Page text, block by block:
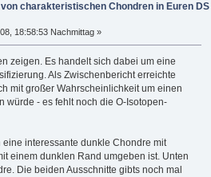
charakteristischen Chondren in Euren DS
18:58:53 Nachmittag »
zeigen. Es handelt sich dabei um eine
Als Zwischenbericht erreichte
mit großer Wahrscheinlichkeit um einen
würde - es fehlt noch die O-Isotopen-
interessante dunkle Chondre mit
einem dunklen Rand umgeben ist. Unten
Die beiden Ausschnitte gibts noch mal